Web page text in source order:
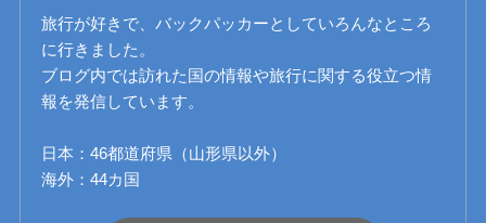
旅行が好きで、バックパッカーとしていろんなところ
に行きました。
ブログ内では訪れた国の情報や旅行に関する役立つ情
報を発信しています。
日本：46都道府県（山形県以外）
海外：44カ国